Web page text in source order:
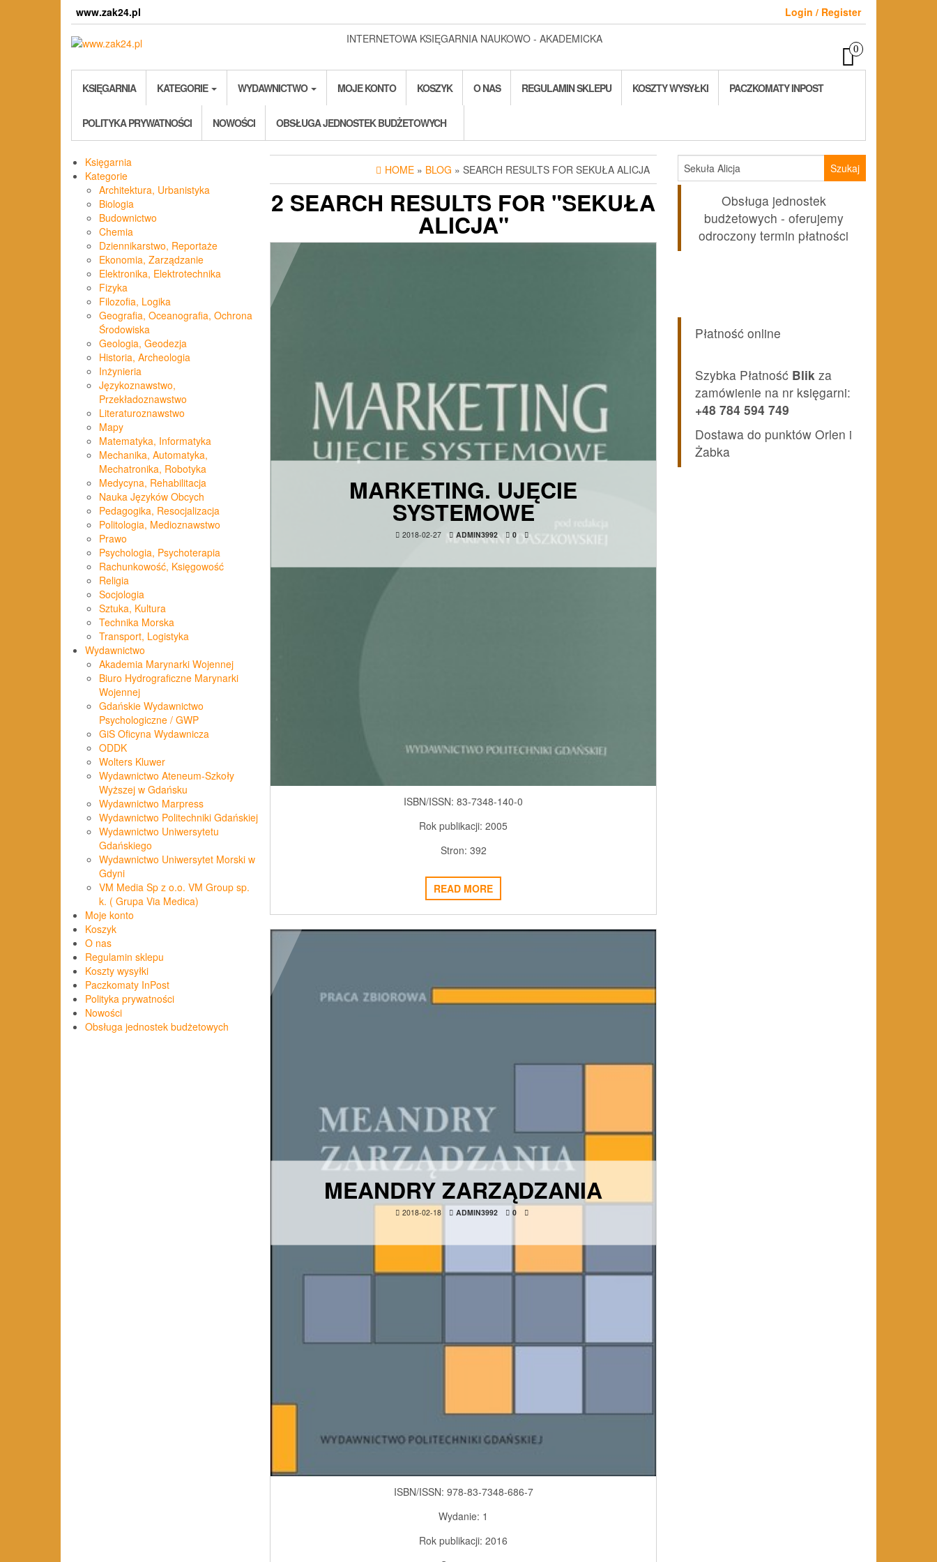
www.zak24.pl
Login / Register
INTERNETOWA KSIĘGARNIA NAUKOWO - AKADEMICKA
0
KSIĘGARNIA KATEGORIE WYDAWNICTWO MOJE KONTO KOSZYK O NAS REGULAMIN SKLEPU KOSZTY WYSYŁKI PACZKOMATY INPOST
POLITYKA PRYWATNOŚCI NOWOŚCI OBSŁUGA JEDNOSTEK BUDŻETOWYCH
Księgarnia
Kategorie
Architektura, Urbanistyka
Biologia
Budownictwo
Chemia
Dziennikarstwo, Reportaże
Ekonomia, Zarządzanie
Elektronika, Elektrotechnika
Fizyka
Filozofia, Logika
Geografia, Oceanografia, Ochrona
Środowiska
Geologia, Geodezja
Historia, Archeologia
Inżynieria
Językoznawstwo,
Przekładoznawstwo
Literaturoznawstwo
Mapy
Matematyka, Informatyka
Mechanika, Automatyka,
Mechatronika, Robotyka
Medycyna, Rehabilitacja
Nauka Języków Obcych
Pedagogika, Resocjalizacja
Politologia, Medioznawstwo
Prawo
Psychologia, Psychoterapia
Rachunkowość, Księgowość
Religia
Socjologia
Sztuka, Kultura
Technika Morska
Transport, Logistyka
Wydawnictwo
Akademia Marynarki Wojennej
Biuro Hydrograficzne Marynarki
Wojennej
Gdańskie Wydawnictwo
Psychologiczne / GWP
GiS Oficyna Wydawnicza
ODDK
Wolters Kluwer
Wydawnictwo Ateneum-Szkoły
Wyższej w Gdańsku
Wydawnictwo Marpress
Wydawnictwo Politechniki Gdańskiej
Wydawnictwo Uniwersytetu
Gdańskiego
Wydawnictwo Uniwersytet Morski w
Gdyni
VM Media Sp z o.o. VM Group sp.
k. ( Grupa Via Medica)
Moje konto
Koszyk
O nas
Regulamin sklepu
Koszty wysyłki
Paczkomaty InPost
Polityka prywatności
Nowości
Obsługa jednostek budżetowych
HOME » BLOG » SEARCH RESULTS FOR SEKUŁA ALICJA
2 SEARCH RESULTS FOR "SEKUŁA
ALICJA"
MARKETING. UJĘCIE
SYSTEMOWE
2018-02-27 ADMIN3992 0
ISBN/ISSN: 83-7348-140-0
Rok publikacji: 2005
Stron: 392
READ MORE
MEANDRY ZARZĄDZANIA
2018-02-18 ADMIN3992 0
ISBN/ISSN: 978-83-7348-686-7
Wydanie: 1
Rok publikacji: 2016
Szukaj:
Obsługa jednostek
budżetowych - oferujemy
odroczony termin płatności
Płatność online
Szybka Płatność Blik za
zamówienie na nr księgarni:
+48 784 594 749
Dostawa do punktów Orlen i
Żabka